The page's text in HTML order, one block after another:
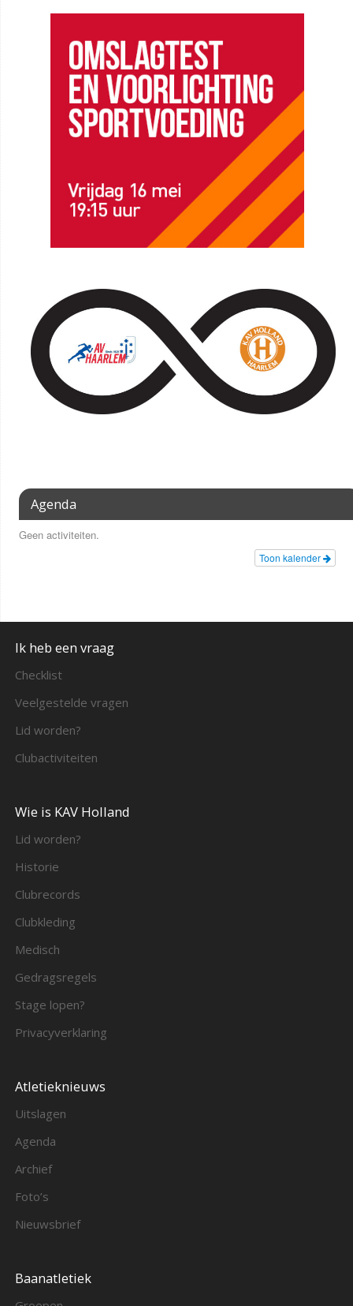
Agenda
Geen activiteiten.
Toon kalender
Ik heb een vraag
Checklist
Veelgestelde vragen
Lid worden?
Clubactiviteiten
Wie is KAV Holland
Lid worden?
Historie
Clubrecords
Clubkleding
Medisch
Gedragsregels
Stage lopen?
Privacyverklaring
Atletieknieuws
Uitslagen
Agenda
Archief
Foto’s
Nieuwsbrief
Baanatletiek